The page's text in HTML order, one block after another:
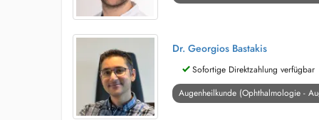
Dr. Georgios Bastakis
Sofortige Direktzahlung verfügbar
Augenheilkunde (Ophthalmologie -